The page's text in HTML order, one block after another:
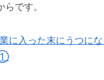
です。
に入った末にうつにな
①